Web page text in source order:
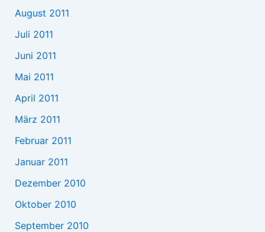
August 2011
Juli 2011
Juni 2011
Mai 2011
April 2011
März 2011
Februar 2011
Januar 2011
Dezember 2010
Oktober 2010
September 2010